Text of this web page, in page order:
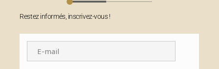
Restez informés, inscrivez-vous !